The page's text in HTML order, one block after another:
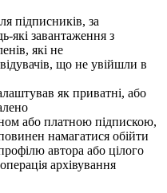
підписників, за
які завантаження з
які не
що не увійшли в
як приватні, або
або платною підпискою,
намагатися обійти
автора або цілого
архівування